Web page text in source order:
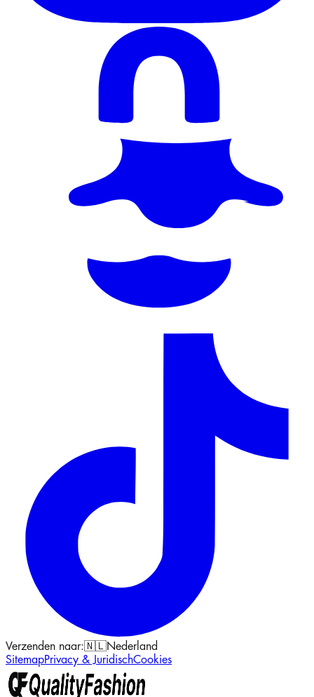
Verzenden naar:🇳🇱Nederland
SitemapPrivacy & JuridischCookies